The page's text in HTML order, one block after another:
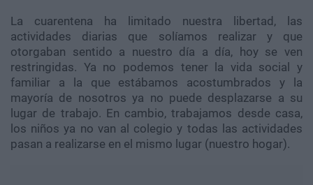
La cuarentena ha limitado nuestra libertad, las
actividades diarias que solíamos realizar y que
otorgaban sentido a nuestro día a día, hoy se ven
restringidas. Ya no podemos tener la vida social y
familiar a la que estábamos acostumbrados y la
mayoría de nosotros ya no puede desplazarse a su
lugar de trabajo. En cambio, trabajamos desde casa,
los niños ya no van al colegio y todas las actividades
pasan a realizarse en el mismo lugar (nuestro hogar).